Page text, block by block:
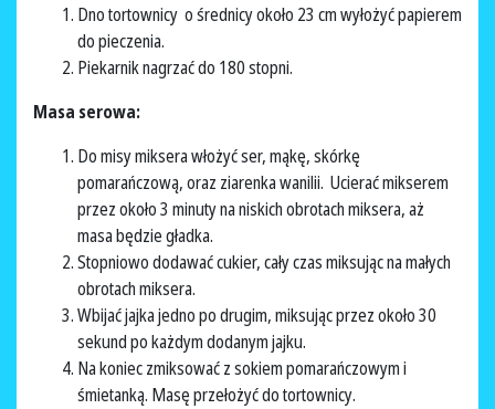
Dno tortownicy o średnicy około 23 cm wyłożyć papierem
do pieczenia.
Piekarnik nagrzać do 180 stopni.
Masa serowa:
Do misy miksera włożyć ser, mąkę, skórkę
pomarańczową, oraz ziarenka wanilii. Ucierać mikserem
przez około 3 minuty na niskich obrotach miksera, aż
masa będzie gładka.
Stopniowo dodawać cukier, cały czas miksując na małych
obrotach miksera.
Wbijać jajka jedno po drugim, miksując przez około 30
sekund po każdym dodanym jajku.
Na koniec zmiksować z sokiem pomarańczowym i
śmietanką. Masę przełożyć do tortownicy.